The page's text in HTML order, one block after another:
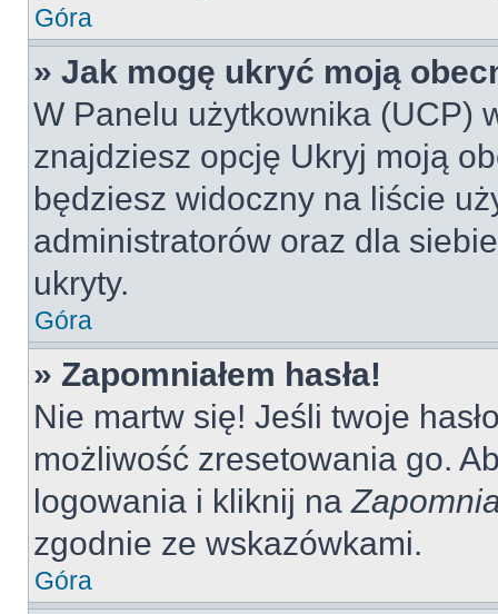
Góra
» Jak mogę ukryć moją
W Panelu użytkownika (UCP)
znajdziesz opcję Ukryj moją
będziesz widoczny na liście
administratorów oraz dla
ukryty.
Góra
» Zapomniałem hasła!
Nie martw się! Jeśli twoje
możliwość zresetowania go.
logowania i kliknij na
zgodnie ze wskazówkami.
Góra